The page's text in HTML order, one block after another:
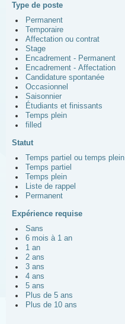
Type de poste
Permanent
Temporaire
Affectation ou contrat
Stage
Encadrement - Permanent
Encadrement - Affectation
Candidature spontanée
Occasionnel
Saisonnier
Étudiants et finissants
Temps plein
filled
Statut
Temps partiel ou temps plein
Temps partiel
Temps plein
Liste de rappel
Permanent
Expérience requise
Sans
6 mois à 1 an
1 an
2 ans
3 ans
4 ans
5 ans
Plus de 5 ans
Plus de 10 ans